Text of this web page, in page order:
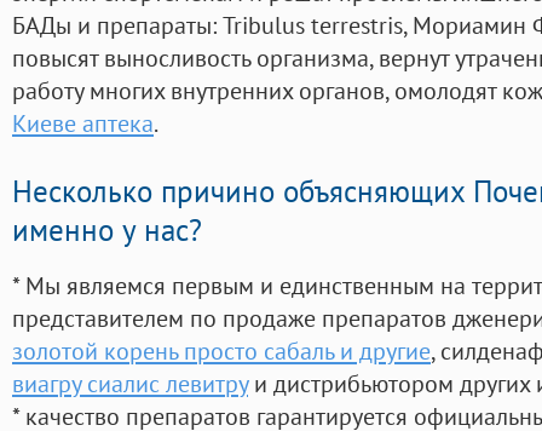
БАДы и препараты:Tribulus terrestris, Мориамин
повысят выносливость организма, вернут
работу многих внутренних органов, омолодят
Киеве аптека.
Несколько причино объясняющих
именно у нас?
* Мы являемся первым и единственным на
представителем по продаже препаратов
золотой корень просто сабаль и другие,
виагру сиалис левитруи дистрибьютором других
* качество препаратов гарантируется